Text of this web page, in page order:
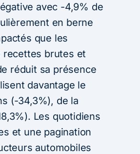
avec -4,9% de
en berne
que les
recettes brutes et
réduit sa présence
davantage le
(-34,3%), de la
Les quotidiens
et une pagination
automobiles